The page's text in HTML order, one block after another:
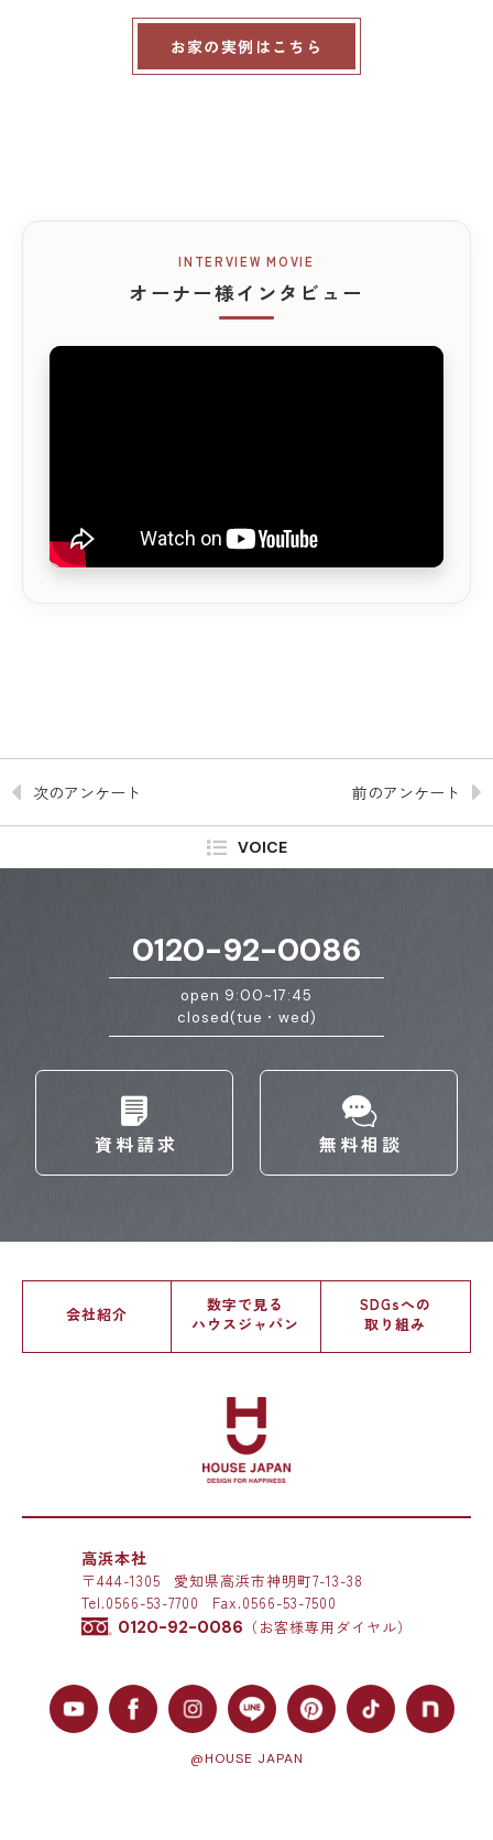
お家の実例はこちら
INTERVIEW MOVIE
オーナー様インタビュー
次のアンケート 前のアンケート
VOICE
0120-92-0086
open 9:00~17:45
closed(tue・wed)
資料請求 無料相談
会社紹介
数字で見る
ハウスジャパン
SDGsへの
取り組み
高浜本社
〒444-1305
愛知県高浜市神明町7-13-38
Tel.0566-53-7700 Fax.0566-53-7500
0120-92-0086 （お客様専用ダイヤル）
@HOUSE JAPAN